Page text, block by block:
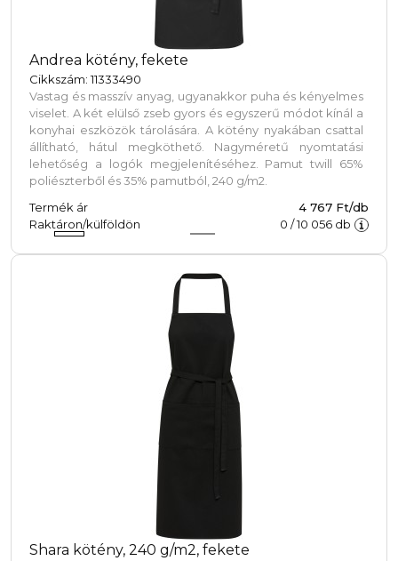
Andrea kötény, fekete
Cikkszám: 11333490
Vastag és masszív anyag, ugyanakkor puha és kényelmes
viselet. A két elülső zseb gyors és egyszerű módot kínál a
konyhai eszközök tárolására. A kötény nyakában csattal
állítható, hátul megköthető. Nagyméretű nyomtatási
lehetőség a logók megjelenítéséhez. Pamut twill 65%
poliészterből és 35% pamutból, 240 g/m2.
Termék ár
4 767 Ft/db
Raktáron/külföldön
0 /10 056 db
Shara kötény, 240 g/m2, fekete
Oldalunk cookie-kat ("sütiket") használ. Ezen fájlok
oldallátogatási szokásairól és növelik a felhasználói
Szolgáltatásaink igénybe vételével beleegyezel a